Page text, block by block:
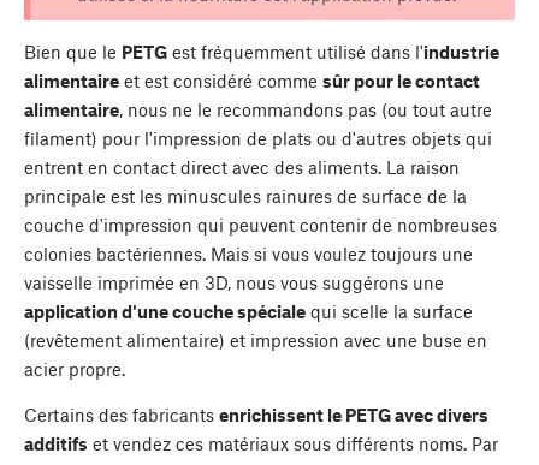
Bien que le PETG est fréquemment utilisé dans l'industrie
alimentaire et est considéré comme sûr pour le contact
alimentaire, nous ne le recommandons pas (ou tout autre
filament) pour l'impression de plats ou d'autres objets qui
entrent en contact direct avec des aliments. La raison
principale est les minuscules rainures de surface de la
couche d'impression qui peuvent contenir de nombreuses
colonies bactériennes. Mais si vous voulez toujours une
vaisselle imprimée en 3D, nous vous suggérons une
application d'une couche spéciale qui scelle la surface
(revêtement alimentaire) et impression avec une buse en
acier propre.
Certains des fabricants enrichissent le PETG avec divers
additifs et vendez ces matériaux sous différents noms. Par